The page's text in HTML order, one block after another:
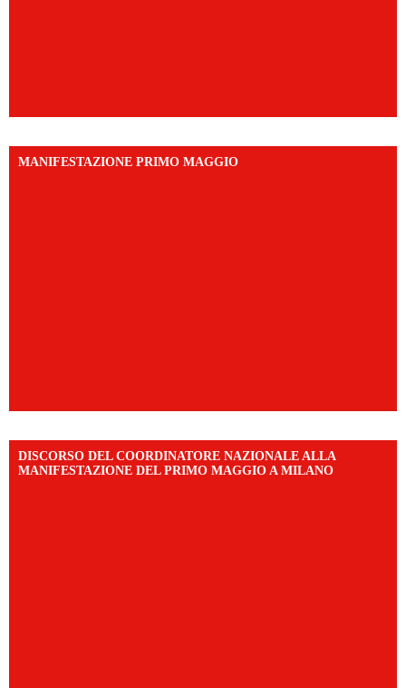
MANIFESTAZIONE PRIMO MAGGIO
DISCORSO DEL COORDINATORE NAZIONALE ALLA
MANIFESTAZIONE DEL PRIMO MAGGIO A MILANO